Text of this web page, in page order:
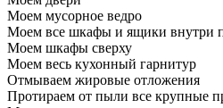
Моем мусорное ведро
Моем все шкафы и ящики внутри
Моем шкафы сверху
Моем весь кухонный гарнитур
Отмываем жировые отложения
Протираем от пыли все крупные